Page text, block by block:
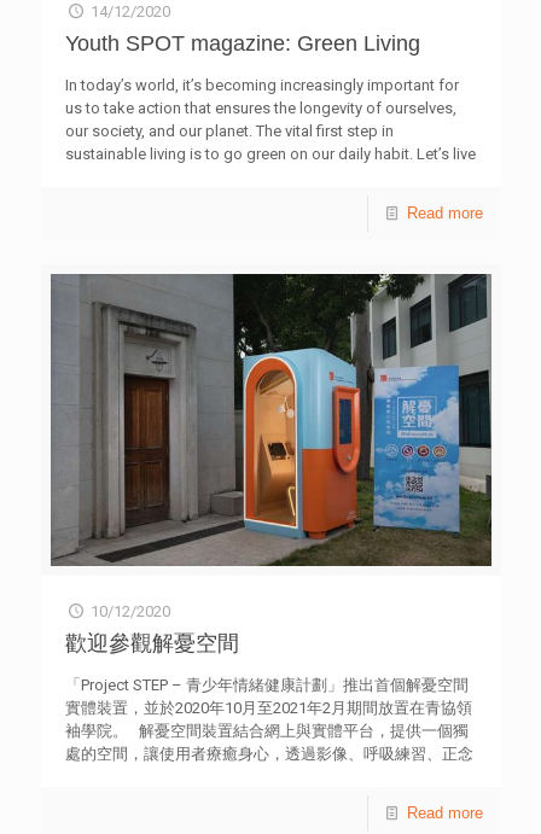
14/12/2020
Youth SPOT magazine: Green Living
In today’s world, it’s becoming increasingly important for
us to take action that ensures the longevity of ourselves,
our society, and our planet. The vital first step in
sustainable living is to go green on our daily habit. Let’s live
Read more
10/12/2020
歡迎參觀解憂空間
「Project STEP – 青少年情緒健康計劃」推出首個解憂空間
實體裝置，並於2020年10月至2021年2月期間放置在青協領
袖學院。 解憂空間裝置結合網上與實體平台，提供一個獨
處的空間，讓使用者療癒身心，透過影像、呼吸練習、正念
聲音導航覺察自己的呼吸。過程中，需要聆聽個人的內心感
Read more